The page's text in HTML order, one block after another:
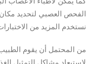
الفحص العصبي لتحديد
نستخدم المزيد من
من المحتمل أن يقوم الطبيب